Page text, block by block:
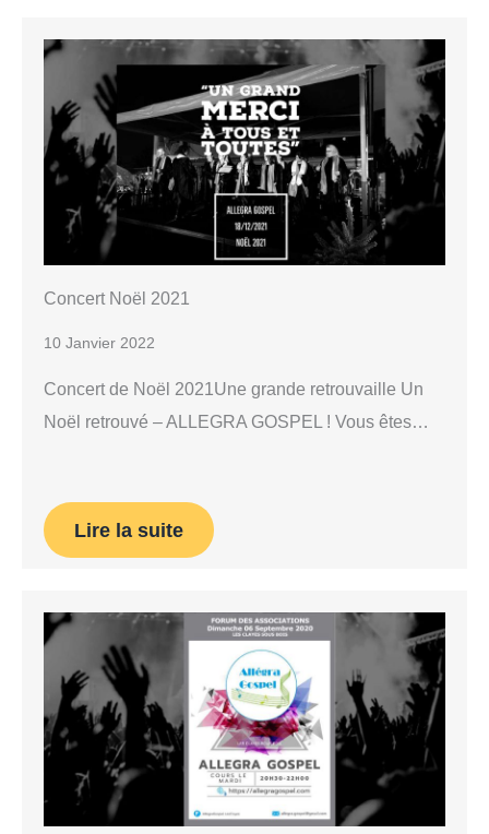
Concert Noël 2021
10 Janvier 2022
Concert de Noël 2021Une grande retrouvaille Un
Noël retrouvé – ALLEGRA GOSPEL ! Vous êtes…
Lire la suite